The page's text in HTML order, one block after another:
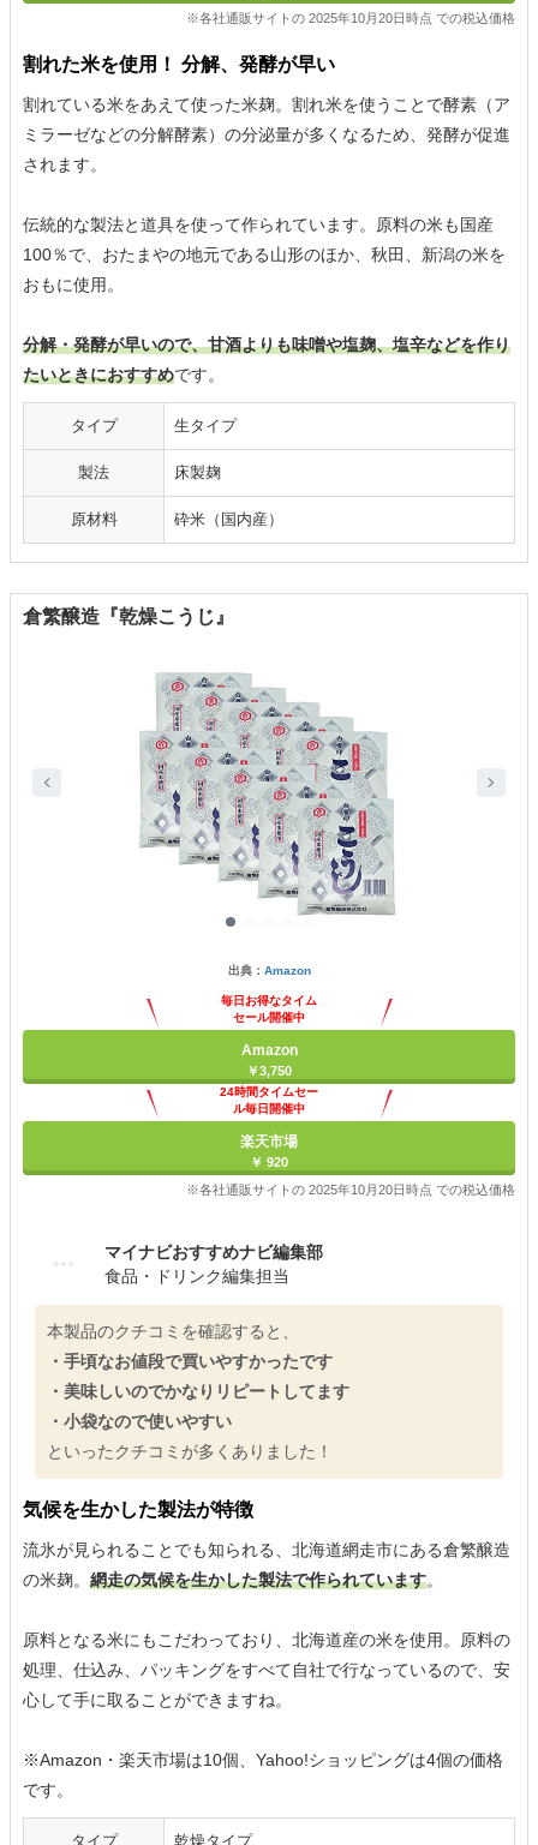
※各社通販サイトの 2025年10月20日時点 での税込価格
割れた米を使用！ 分解、発酵が早い
割れている米をあえて使った米麹。割れ米を使うことで酵素（ア
ミラーゼなどの分解酵素）の分泌量が多くなるため、発酵が促進
されます。
伝統的な製法と道具を使って作られています。原料の米も国産
100％で、おたまやの地元である山形のほか、秋田、新潟の米を
おもに使用。
分解・発酵が早いので、甘酒よりも味噌や塩麹、塩辛などを作り
たいときにおすすめです。
タイプ 生タイプ
製法 床製麹
原材料 砕米（国内産）
倉繁醸造『乾燥こうじ』
出典： Amazon
毎日お得なタイム
セール開催中
Amazon
￥3,750
24時間タイムセー
ル毎日開催中
楽天市場
￥ 920
※各社通販サイトの 2025年10月20日時点 での税込価格
マイナビおすすめナビ編集部
食品・ドリンク編集担当
本製品のクチコミを確認すると、
・手頃なお値段で買いやすかったです
・美味しいのでかなりリピートしてます
・小袋なので使いやすい
といったクチコミが多くありました！
気候を生かした製法が特徴
流氷が見られることでも知られる、北海道網走市にある倉繁醸造
の米麹。 網走の気候を生かした製法で作られています。
原料となる米にもこだわっており、北海道産の米を使用。原料の
処理、仕込み、パッキングをすべて自社で行なっているので、安
心して手に取ることができますね。
※Amazon・楽天市場は10個、Yahoo!ショッピングは4個の価格
です。
タイプ 乾燥タイプ